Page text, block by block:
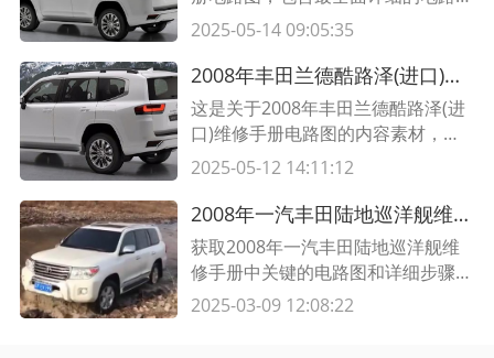
和维修指南。快速解决车辆电路问
2025-05-14 09:05:35
2008年丰田兰德酷路泽(进口)维修手册电路图及维护指南
这是关于2008年丰田兰德酷路泽(进
口)维修手册电路图的内容素材，包
含详细的维护指南和必备的维修手
了解该车型的电路结构，并进行正确
的维护和修理。
2025-05-12 14:11:12
2008年一汽丰田陆地巡洋舰维修手册电路图及详细步骤解析
获取2008年一汽丰田陆地巡洋舰维
修手册中关键的电路图和详细步骤解
析。这些电路图将帮助您更好地了解
2025-03-09 12:08:22